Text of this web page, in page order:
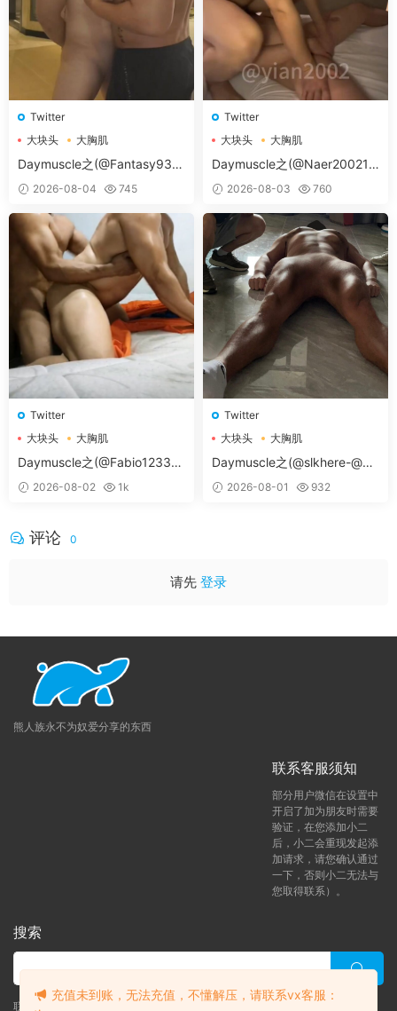
Twitter
大块头
大胸肌
大胸肌肉男
Daymuscle之(@Fantasy938
15579-@孔控Kong）
2026-08-04 745
Twitter
大块头
大胸肌
大胸肌肉男
Daymuscle之(@Naer20021-
@纳尔）
2026-08-03 760
Twitter
大块头
大胸肌
大胸肌肉男
Daymuscle之(@Fabio12333-
@辛叔是个G）
2026-08-02 1k
Twitter
大块头
大胸肌
大胸肌肉男
Daymuscle之(@slkhere-@元
气精牛）
2026-08-01 932
评论 0
请先 登录
熊人族永不为奴爱分享的东西
联系客服须知
部分用户微信在设置中
开启了加为朋友时需要
验证，在您添加小二
后，小二会重现发起添
加请求，请您确认通过
一下，否则小二无法与
您取得联系）。
搜索
联系客服 (添加后告诉客服-来自熊人族咨询问题)
充值未到账，无法充值，不懂解压，请联系vx客服：